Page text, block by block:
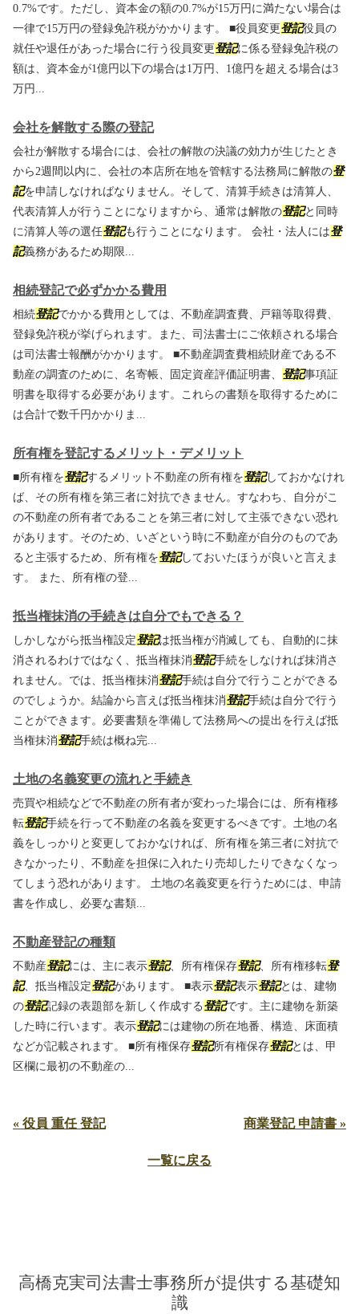
0.7%です。ただし、資本金の額の0.7%が15万円に満たない場合は
一律で15万円の登録免許税がかかります。 ■役員変更登記役員の
就任や退任があった場合に行う役員変更登記に係る登録免許税の
額は、資本金が1億円以下の場合は1万円、1億円を超える場合は3
万円...
会社を解散する際の登記
会社が解散する場合には、会社の解散の決議の効力が生じたとき
から2週間以内に、会社の本店所在地を管轄する法務局に解散の登
記を申請しなければなりません。そして、清算手続きは清算人、
代表清算人が行うことになりますから、通常は解散の登記と同時
に清算人等の選任登記も行うことになります。 会社・法人には登
記義務があるため期限...
相続登記で必ずかかる費用
相続登記でかかる費用としては、不動産調査費、戸籍等取得費、
登録免許税が挙げられます。また、司法書士にご依頼される場合
は司法書士報酬がかかります。 ■不動産調査費相続財産である不
動産の調査のために、名寄帳、固定資産評価証明書、 登記事項証
明書を取得する必要があります。これらの書類を取得するために
は合計で数千円かかりま...
所有権を登記するメリット・デメリット
■所有権を登記するメリット不動産の所有権を登記しておかなけれ
ば、その所有権を第三者に対抗できません。すなわち、自分がこ
の不動産の所有者であることを第三者に対して主張できない恐れ
があります。そのため、いざという時に不動産が自分のものであ
ると主張するため、所有権を登記しておいたほうが良いと言えま
す。 また、所有権の登...
抵当権抹消の手続きは自分でもできる？
しかしながら抵当権設定登記は抵当権が消滅しても、自動的に抹
消されるわけではなく、抵当権抹消登記手続をしなければ抹消さ
れません。では、抵当権抹消登記手続は自分で行うことができる
のでしょうか。結論から言えば抵当権抹消登記手続は自分で行う
ことができます。必要書類を準備して法務局への提出を行えば抵
当権抹消登記手続は概ね完...
土地の名義変更の流れと手続き
売買や相続などで不動産の所有者が変わった場合には、所有権移
転登記手続を行って不動産の名義を変更するべきです。土地の名
義をしっかりと変更しておかなければ、所有権を第三者に対抗で
きなかったり、不動産を担保に入れたり売却したりできなくなっ
てしまう恐れがあります。 土地の名義変更を行うためには、申請
書を作成し、必要な書類...
不動産登記の種類
不動産登記には、主に表示登記、所有権保存登記、所有権移転登
記、抵当権設定登記があります。 ■表示登記表示登記とは、建物
の登記記録の表題部を新しく作成する登記です。主に建物を新築
した時に行います。表示登記には建物の所在地番、構造、床面積
などが記載されます。 ■所有権保存登記所有権保存登記とは、甲
区欄に最初の不動産の...
« 役員 重任 登記 商業登記 申請書 »
一覧に戻る
高橋克実司法書士事務所が提供する基礎知
識